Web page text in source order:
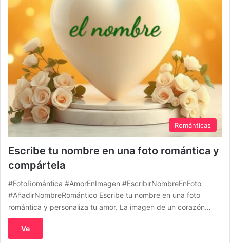
Románticas
Escribe tu nombre en una foto romántica y
compártela
#FotoRomántica #AmorEnImagen #EscribirNombreEnFoto
#AñadirNombreRomántico Escribe tu nombre en una foto
romántica y personaliza tu amor. La imagen de un corazón…
Ve